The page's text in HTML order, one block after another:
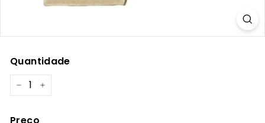
Quantidade
− +